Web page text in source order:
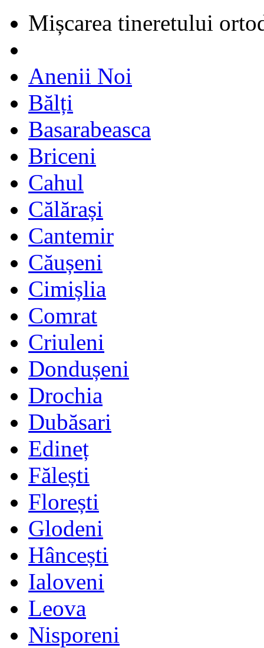
Mișcarea tineretului
Anenii Noi
Bălți
Basarabeasca
Briceni
Cahul
Călărași
Cantemir
Căușeni
Cimișlia
Comrat
Criuleni
Dondușeni
Drochia
Dubăsari
Edineț
Fălești
Florești
Glodeni
Hâncești
Ialoveni
Leova
Nisporeni